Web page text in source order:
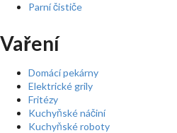
Parní čističe
Vaření
Domácí pekárny
Elektrické grily
Fritézy
Kuchyňské náčiní
Kuchyňské roboty